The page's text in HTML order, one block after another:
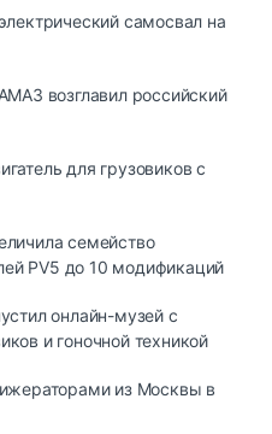
самосвал на
возглавил российский
для грузовиков с
семейство
PV5 до 10 модификаций
онлайн-музей с
и гоночной техникой
из Москвы в